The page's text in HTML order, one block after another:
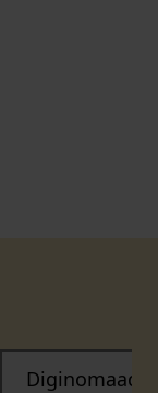
Diginomaad